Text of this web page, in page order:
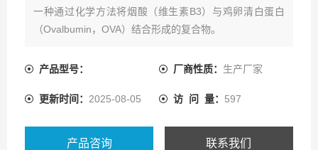
一种通过化学方法将烟酸（维生素B3）与鸡卵清白蛋白
（Ovalbumin，OVA）结合形成的复合物。
产品型号： 厂商性质： 生产厂家
更新时间： 2025-08-05 访 问 量： 597
产品咨询 联系我们